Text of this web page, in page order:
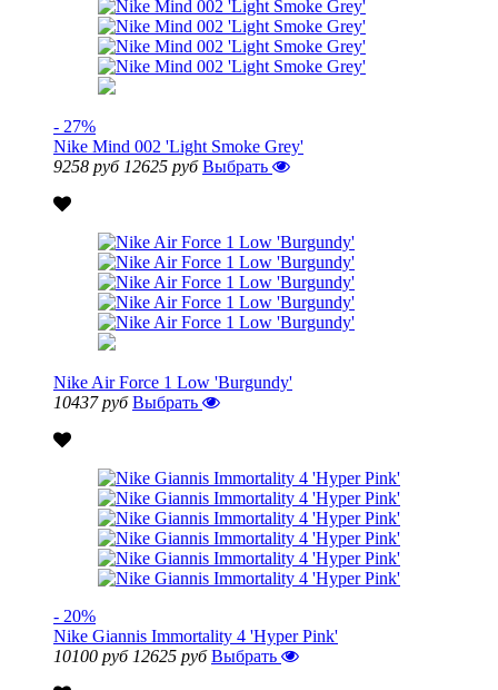
- 27%
Nike Mind 002 'Light Smoke Grey'
9258 руб 12625 руб Выбрать
Nike Air Force 1 Low 'Burgundy'
10437 руб Выбрать
- 20%
Nike Giannis Immortality 4 'Hyper Pink'
10100 руб 12625 руб Выбрать